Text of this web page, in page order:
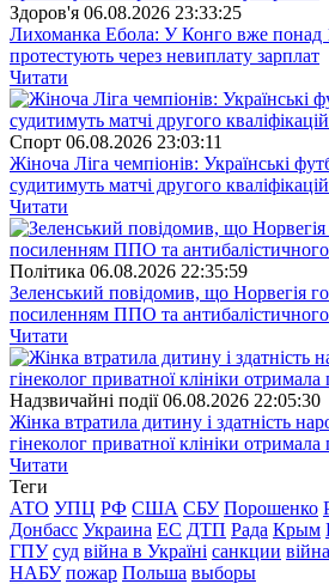
Здоров'я 06.08.2026 23:33:25
Лихоманка Ебола: У Конго вже понад
протестують через невиплату зарплат
Читати
Спорт 06.08.2026 23:03:11
Жіноча Ліга чемпіонів: Українські
судитимуть матчі другого
Читати
Полiтика 06.08.2026 22:35:59
Зеленський повідомив, що Норвегія
посиленням ППО та антибалістичного
Читати
Надзвичайні події 06.08.2026 22:05:30
Жінка втратила дитину і здатність
гінеколог приватної клініки отримала
Читати
Теги
АТО УПЦ РФ США СБУ Порошенко
Донбасс Украина ЕС ДТП Рада Крым
ГПУ суд війна в Україні санкции війна
НАБУ пожар Польша выборы